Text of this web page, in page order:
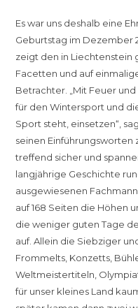
Es war uns deshalb eine
Geburtstag im Dezember
zeigt den in Liechtenstein
Facetten und auf
Betrachter. „Mit Feuer
für den Wintersport und
Sport steht, einsetzen“,
seinen Einführungsworten
treffend sicher und
langjährige Geschichte
ausgewiesenen
auf 168 Seiten die Höhen
die weniger guten Tage
auf. Allein die Siebziger
Frommelts, Konzetts,
Weltmeistertiteln,
für unser kleines Land